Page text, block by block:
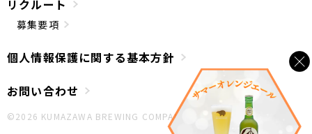
リクルート
募集要項
個人情報保護に関する基本方針
お問い合わせ
©︎2026 KUMAZAWA BREWING COMPANY.All Rights Reserved.